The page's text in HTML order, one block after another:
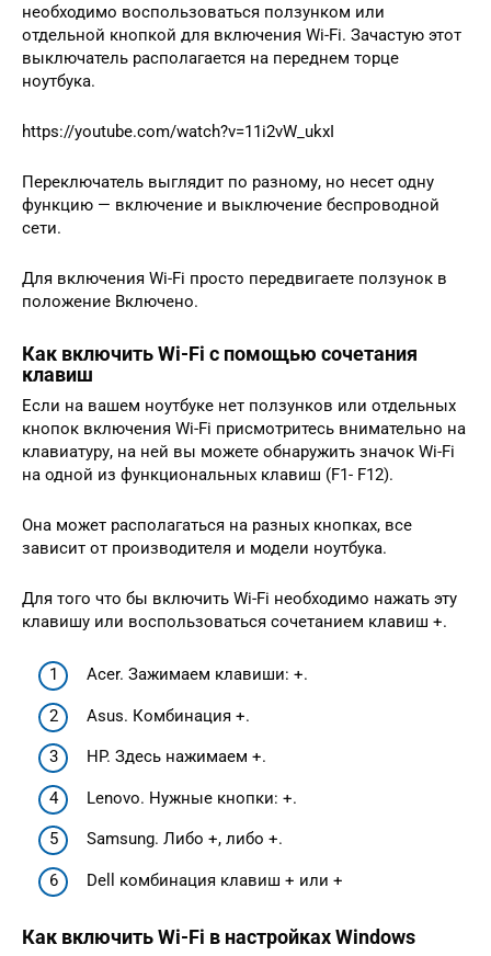
необходимо воспользоваться ползунком или
отдельной кнопкой для включения Wi-Fi. Зачастую этот
выключатель располагается на переднем торце
ноутбука.
https://youtube.com/watch?v=11i2vW_ukxI
Переключатель выглядит по разному, но несет одну
функцию — включение и выключение беспроводной
сети.
Для включения Wi-Fi просто передвигаете ползунок в
положение Включено.
Как включить Wi-Fi с помощью сочетания
клавиш
Если на вашем ноутбуке нет ползунков или отдельных
кнопок включения Wi-Fi присмотритесь внимательно на
клавиатуру, на ней вы можете обнаружить значок Wi-Fi
на одной из функциональных клавиш (F1- F12).
Она может располагаться на разных кнопках, все
зависит от производителя и модели ноутбука.
Для того что бы включить Wi-Fi необходимо нажать эту
клавишу или воспользоваться сочетанием клавиш +.
Acer. Зажимаем клавиши: +.
Asus. Комбинация +.
HP. Здесь нажимаем +.
Lenovo. Нужные кнопки: +.
Samsung. Либо +, либо +.
Dell комбинация клавиш + или +
Как включить Wi-Fi в настройках Windows